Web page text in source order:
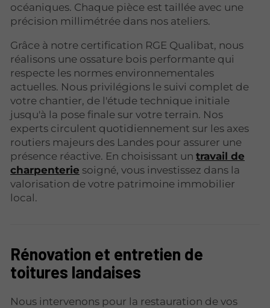
océaniques. Chaque pièce est taillée avec une
précision millimétrée dans nos ateliers.
Grâce à notre certification RGE Qualibat, nous
réalisons une ossature bois performante qui
respecte les normes environnementales
actuelles. Nous privilégions le suivi complet de
votre chantier, de l'étude technique initiale
jusqu'à la pose finale sur votre terrain. Nos
experts circulent quotidiennement sur les axes
routiers majeurs des Landes pour assurer une
présence réactive. En choisissant un travail de
charpenterie soigné, vous investissez dans la
valorisation de votre patrimoine immobilier
local.
Rénovation et entretien de
toitures landaises
Nous intervenons pour la restauration de vos